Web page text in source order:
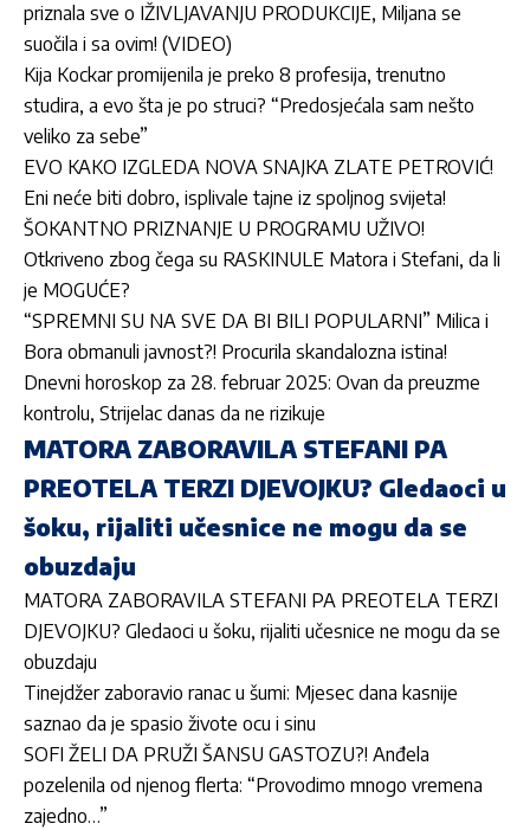
priznala sve o IŽIVLJAVANJU PRODUKCIJE, Miljana se
suočila i sa ovim! (VIDEO)
Kija Kockar promijenila je preko 8 profesija, trenutno
studira, a evo šta je po struci? “Predosjećala sam nešto
veliko za sebe”
EVO KAKO IZGLEDA NOVA SNAJKA ZLATE PETROVIĆ!
Eni neće biti dobro, isplivale tajne iz spoljnog svijeta!
ŠOKANTNO PRIZNANJE U PROGRAMU UŽIVO!
Otkriveno zbog čega su RASKINULE Matora i Stefani, da li
je MOGUĆE?
“SPREMNI SU NA SVE DA BI BILI POPULARNI” Milica i
Bora obmanuli javnost?! Procurila skandalozna istina!
Dnevni horoskop za 28. februar 2025: Ovan da preuzme
kontrolu, Strijelac danas da ne rizikuje
MATORA ZABORAVILA STEFANI PA
PREOTELA TERZI DJEVOJKU? Gledaoci u
šoku, rijaliti učesnice ne mogu da se
obuzdaju
MATORA ZABORAVILA STEFANI PA PREOTELA TERZI
DJEVOJKU? Gledaoci u šoku, rijaliti učesnice ne mogu da se
obuzdaju
Tinejdžer zaboravio ranac u šumi: Mjesec dana kasnije
saznao da je spasio živote ocu i sinu
SOFI ŽELI DA PRUŽI ŠANSU GASTOZU?! Anđela
pozelenila od njenog flerta: “Provodimo mnogo vremena
zajedno…”